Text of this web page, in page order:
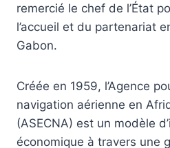
remercié le chef de l’État
l’accueil et du partenariat
Gabon.
Créée en 1959, l’Agence
navigation aérienne en
(ASECNA) est un modèle
économique à travers une